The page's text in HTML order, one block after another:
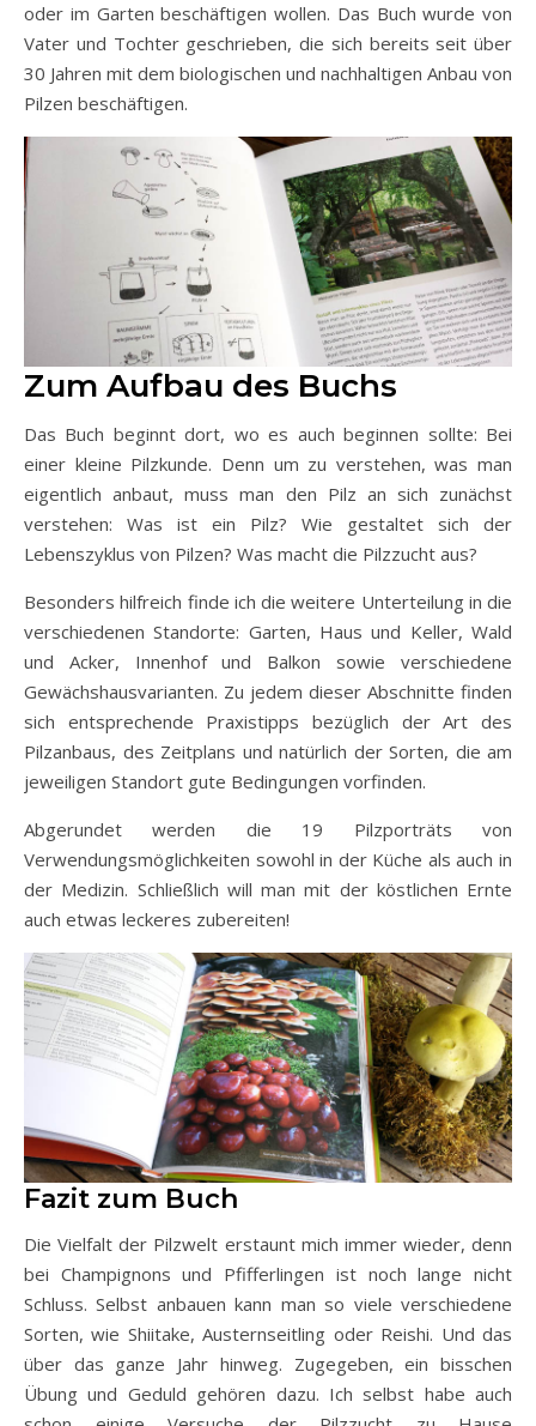
oder im Garten beschäftigen wollen. Das Buch wurde von
Vater und Tochter geschrieben, die sich bereits seit über
30 Jahren mit dem biologischen und nachhaltigen Anbau von
Pilzen beschäftigen.
Zum Aufbau des Buchs
Das Buch beginnt dort, wo es auch beginnen sollte: Bei
einer kleine Pilzkunde. Denn um zu verstehen, was man
eigentlich anbaut, muss man den Pilz an sich zunächst
verstehen: Was ist ein Pilz? Wie gestaltet sich der
Lebenszyklus von Pilzen? Was macht die Pilzzucht aus?
Besonders hilfreich finde ich die weitere Unterteilung in die
verschiedenen Standorte: Garten, Haus und Keller, Wald
und Acker, Innenhof und Balkon sowie verschiedene
Gewächshausvarianten. Zu jedem dieser Abschnitte finden
sich entsprechende Praxistipps bezüglich der Art des
Pilzanbaus, des Zeitplans und natürlich der Sorten, die am
jeweiligen Standort gute Bedingungen vorfinden.
Abgerundet werden die 19 Pilzporträts von
Verwendungsmöglichkeiten sowohl in der Küche als auch in
der Medizin. Schließlich will man mit der köstlichen Ernte
auch etwas leckeres zubereiten!
Fazit zum Buch
Die Vielfalt der Pilzwelt erstaunt mich immer wieder, denn
bei Champignons und Pfifferlingen ist noch lange nicht
Schluss. Selbst anbauen kann man so viele verschiedene
Sorten, wie Shiitake, Austernseitling oder Reishi. Und das
über das ganze Jahr hinweg. Zugegeben, ein bisschen
Übung und Geduld gehören dazu. Ich selbst habe auch